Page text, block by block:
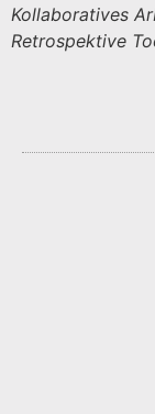
Kollaboratives
Retrospektive